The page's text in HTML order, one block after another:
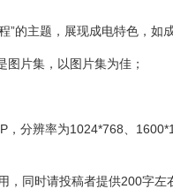
主题，展现成电特色，如
片集，以图片集为佳；
辨率为1024*768、
时请投稿者提供200字左